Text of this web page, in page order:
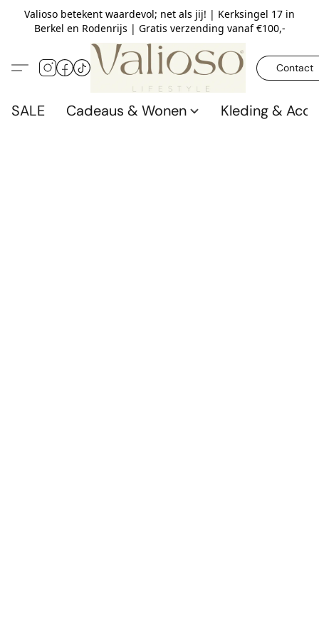
Valioso betekent waardevol; net als jij! | Kerksingel 17 in
Berkel en Rodenrijs | Gratis verzending vanaf €100,-
Contact
SALE Cadeaus & Wonen Kleding &